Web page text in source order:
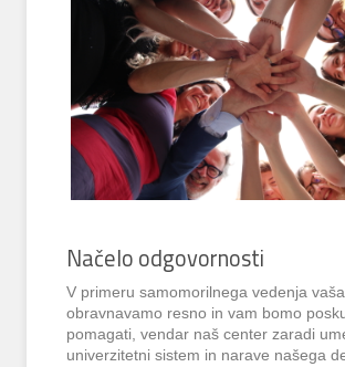
Načelo odgovornosti
V primeru samomorilnega vedenja
obravnavamo resno in vam bomo
pomagati, vendar naš center zaradi
univerzitetni sistem in narave našega